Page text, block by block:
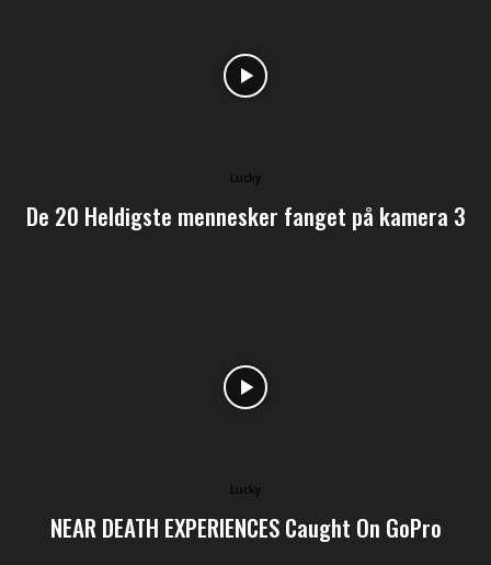
Lucky
De 20 Heldigste mennesker fanget på kamera 3
Lucky
NEAR DEATH EXPERIENCES Caught On GoPro